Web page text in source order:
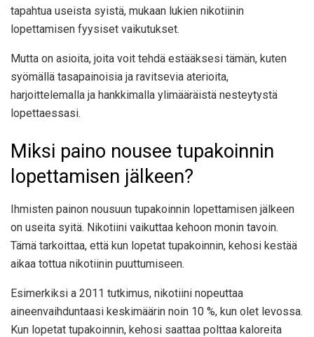
tapahtua useista syistä, mukaan lukien nikotiinin
lopettamisen fyysiset vaikutukset.
Mutta on asioita, joita voit tehdä estääksesi tämän, kuten
syömällä tasapainoisia ja ravitsevia aterioita,
harjoittelemalla ja hankkimalla ylimääräistä nesteytystä
lopettaessasi.
Miksi paino nousee tupakoinnin
lopettamisen jälkeen?
Ihmisten painon nousuun tupakoinnin lopettamisen jälkeen
on useita syitä. Nikotiini vaikuttaa kehoon monin tavoin.
Tämä tarkoittaa, että kun lopetat tupakoinnin, kehosi kestää
aikaa tottua nikotiinin puuttumiseen.
Esimerkiksi a 2011 tutkimus, nikotiini nopeuttaa
aineenvaihduntaasi keskimäärin noin 10 %, kun olet levossa.
Kun lopetat tupakoinnin, kehosi saattaa polttaa kaloreita